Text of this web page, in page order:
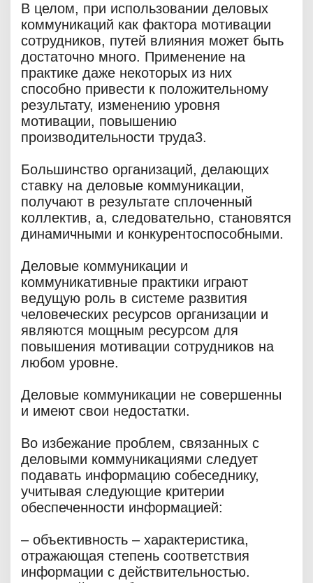
В целом, при использовании деловых
коммуникаций как фактора мотивации
сотрудников, путей влияния может быть
достаточно много. Применение на
практике даже некоторых из них
способно привести к положительному
результату, изменению уровня
мотивации, повышению
производительности труда3.
Большинство организаций, делающих
ставку на деловые коммуникации,
получают в результате сплоченный
коллектив, а, следовательно, становятся
динамичными и конкурентоспособными.
Деловые коммуникации и
коммуникативные практики играют
ведущую роль в системе развития
человеческих ресурсов организации и
являются мощным ресурсом для
повышения мотивации сотрудников на
любом уровне.
Деловые коммуникации не совершенны
и имеют свои недостатки.
Во избежание проблем, связанных с
деловыми коммуникациями следует
подавать информацию собеседнику,
учитывая следующие критерии
обеспеченности информацией:
– объективность – характеристика,
отражающая степень соответствия
информации с действительностью.